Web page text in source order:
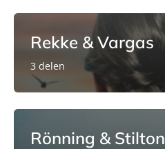
Rekke & Vargas
3 delen
Rönning & Stilton